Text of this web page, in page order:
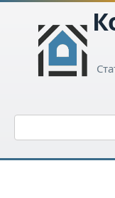
Перейти
контенту
Поиск: